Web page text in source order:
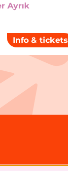
Ayrık
Info & tickets